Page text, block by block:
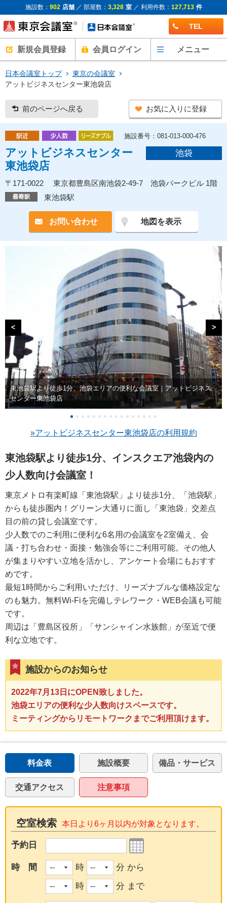
施設数： 902 店舗／ 部屋数： 3,328 室／ 利用件数： 127,713 件
TEL
新規会員登録 会員ログイン メニュー
日本会議室トップ
東京の会議室
アットビジネスセンター東池袋店
前のページへ戻る お気に入りに登録
施設番号：081-013-000-476
アットビジネスセンター
東池袋店
池袋
〒171-0022 東京都豊島区南池袋2-49-7 池袋パークビル 1階
東池袋駅
お問い合わせ 地図を表示
東池袋駅より徒歩1分、池袋エリアの便利な会議室｜アットビジネス
センター東池袋店
< >
»アットビジネスセンター東池袋店の利用規約
東池袋駅より徒歩1分、インスクエア池袋内の
少人数向け会議室！
東京メトロ有楽町線「東池袋駅」より徒歩1分、「池袋駅」
からも徒歩圏内！グリーン大通りに面し「東池袋」交差点
目の前の貸し会議室です。
少人数でのご利用に便利な6名用の会議室を2室備え、会
議・打ち合わせ・面接・勉強会等にご利用可能。その他人
が集まりやすい立地を活かし、アンケート会場にもおすす
めです。
最短1時間からご利用いただけ、リーズナブルな価格設定な
のも魅力。無料Wi-Fiを完備しテレワーク・WEB会議も可能
です。
周辺は「豊島区役所」「サンシャイン水族館」が至近で便
利な立地です。
施設からのお知らせ
2022年7月13日にOPEN致しました。
池袋エリアの便利な少人数向けスペースです。
ミーティングからリモートワークまでご利用頂けます。
料金表 施設概要 備品・サービス
交通アクセス 注意事項
空室検索 本日より6ヶ月以内が対象となります。
予約日
時 間 時
分 から
時
分 まで